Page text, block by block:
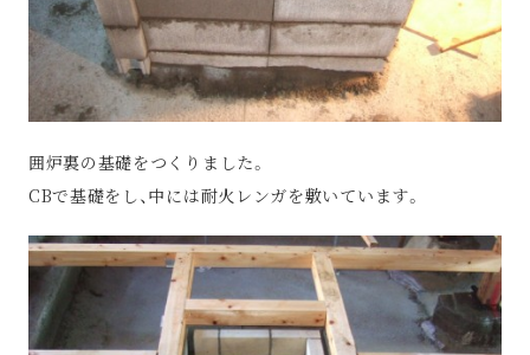
囲炉裏の基礎をつくりました。
CBで基礎をし、中には耐火レンガを敷いています。